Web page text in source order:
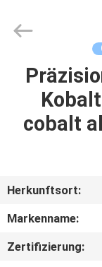
HAUS
PRODUKTE
ÜBER
Forging
Co.,LTD..
Reserved.
cobalt
Herkunftsort:
Markenname:
Zertifizierung: